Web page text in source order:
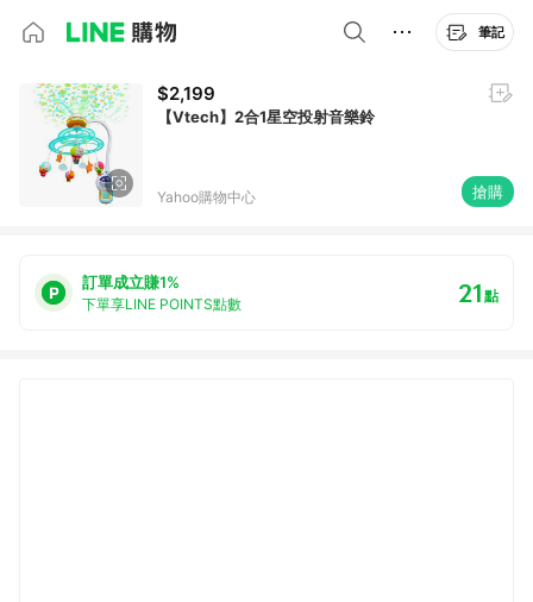
筆記
$2,199
【Vtech】2合1星空投射音樂鈴
Yahoo購物中心 搶購
訂單成立賺1%
下單享LINE POINTS點數 21點